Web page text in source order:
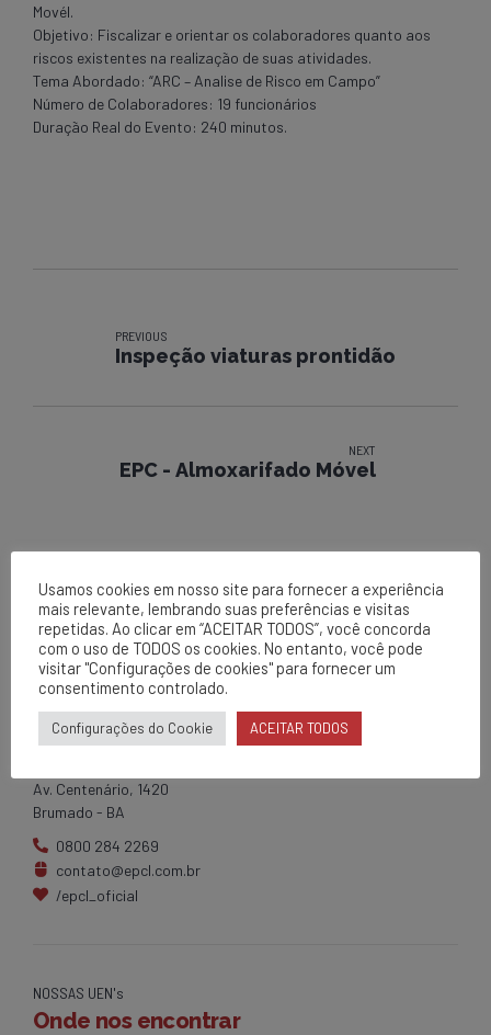
Movél.
Objetivo: Fiscalizar e orientar os colaboradores quanto aos
riscos existentes na realização de suas atividades.
Tema Abordado: “ARC – Analise de Risco em Campo”
Número de Colaboradores: 19 funcionários
Duração Real do Evento: 240 minutos.
PREVIOUS
Inspeção viaturas prontidão
NEXT
EPC - Almoxarifado Móvel
EPCL
Matriz
Av. Centenário, 1420
Brumado - BA
0800 284 2269
contato@epcl.com.br
/epcl_oficial
NOSSAS UEN's
Onde nos encontrar
Usamos cookies em nosso site para fornecer a experiência
mais relevante, lembrando suas preferências e visitas
repetidas. Ao clicar em “ACEITAR TODOS”, você concorda
com o uso de TODOS os cookies. No entanto, você pode
visitar "Configurações de cookies" para fornecer um
consentimento controlado.
Configurações do Cookie ACEITAR TODOS